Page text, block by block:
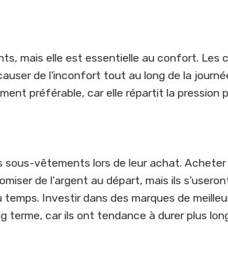
mais elle est essentielle au confort. Les
de l'inconfort tout au long de la
préférable, car elle répartit la pression
vêtements lors de leur achat.
de l'argent au départ, mais ils
Investir dans des marques de
terme, car ils ont tendance à durer plus